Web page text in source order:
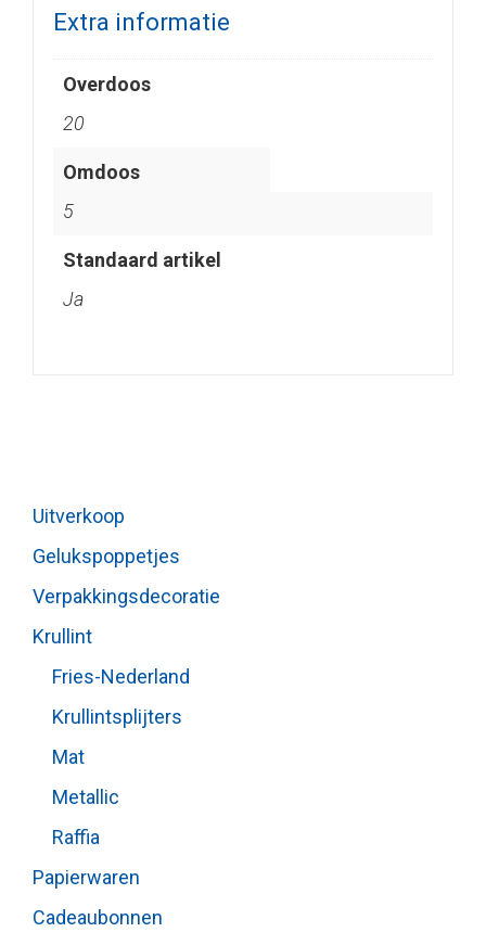
Extra informatie
Overdoos
20
Omdoos
5
Standaard artikel
Ja
Uitverkoop
Gelukspoppetjes
Verpakkingsdecoratie
Krullint
Fries-Nederland
Krullintsplijters
Mat
Metallic
Raffia
Papierwaren
Cadeaubonnen